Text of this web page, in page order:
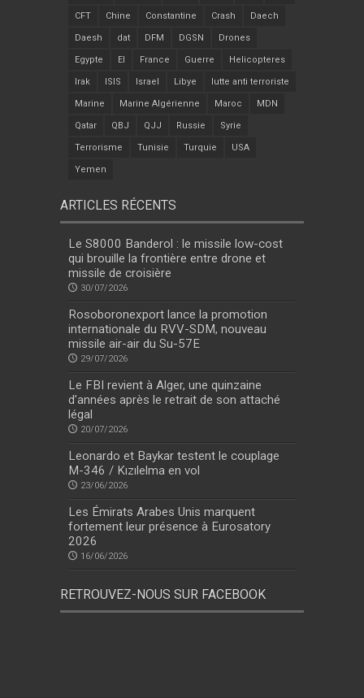
CFT Chine Constantine Crash Daech
Daesh dat DFM DGSN Drones
Egypte EI France Guerre Helicopteres
Irak ISIS Israel Libye lutte anti terroriste
Marine Marine Algérienne Maroc MDN
Qatar QBJ QJJ Russie Syrie
Terrorisme Tunisie Turquie USA
Yemen
ARTICLES RÉCENTS
Le S8000 Banderol : le missile low-cost
qui brouille la frontière entre drone et
missile de croisière
30/07/2026
Rosoboronexport lance la promotion
internationale du RVV-SDM, nouveau
missile air-air du Su-57E
29/07/2026
Le FBI revient à Alger, une quinzaine
d’années après le retrait de son attaché
légal
20/07/2026
Leonardo et Baykar testent le couplage
M-346 / Kızılelma en vol
23/06/2026
Les Émirats Arabes Unis marquent
fortement leur présence à Eurosatory
2026
16/06/2026
RETROUVEZ-NOUS SUR FACEBOOK